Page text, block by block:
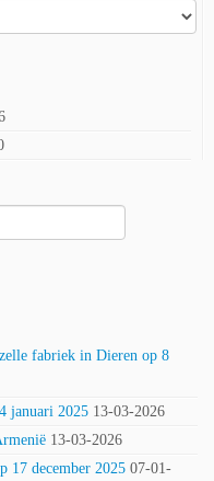
fabriek in Dieren op 8
januari 2025 13-03-2026
13-03-2026
17 december 2025 07-01-